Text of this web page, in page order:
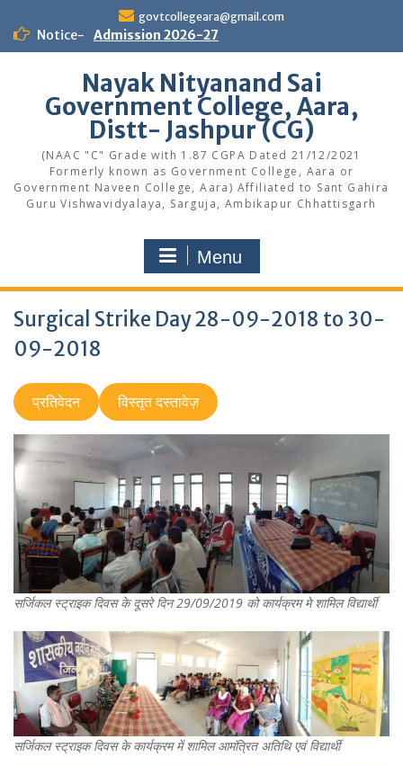
content
govtcollegeara@gmail.com
Notice- Admission 2026-27
Nayak Nityanand Sai
Government College, Aara,
Distt- Jashpur (CG)
(NAAC "C" Grade with 1.87 CGPA Dated 21/12/2021
Formerly known as Government College, Aara or
Government Naveen College, Aara) Affiliated to Sant Gahira
Guru Vishwavidyalaya, Sarguja, Ambikapur Chhattisgarh
Menu
Surgical Strike Day 28-09-2018 to 30-
09-2018
प्रतिवेदन विस्तृत दस्तावेज़
सर्जिकल स्ट्राइक दिवस के दूसरे दिन 29/09/2019 को कार्यक्रम मे शामिल विद्यार्थी
सर्जिकल स्ट्राइक दिवस के कार्यक्रम में शामिल आमंत्रित अतिथि एवं विद्यार्थी